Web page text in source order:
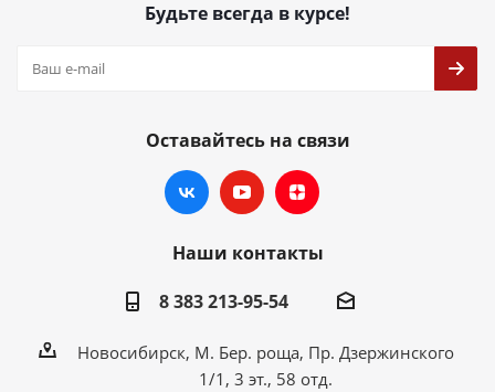
Будьте всегда в курсе!
Оставайтесь на связи
Наши контакты
8 383 213-95-54
Новосибирск, М. Бер. роща, Пр. Дзержинского
1/1, 3 эт., 58 отд.